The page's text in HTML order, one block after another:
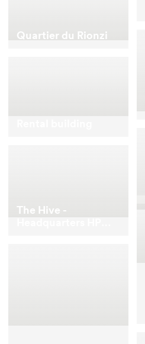
Quartier du Rionzi
The Hive -
Headquarters HP